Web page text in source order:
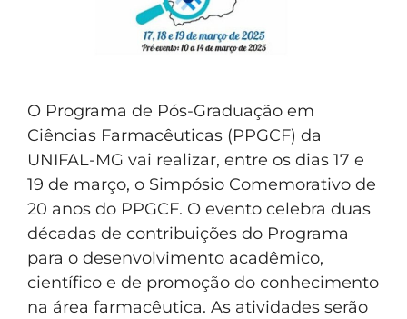
O Programa de Pós-Graduação em
Ciências Farmacêuticas (PPGCF) da
UNIFAL-MG vai realizar, entre os dias 17 e
19 de março, o Simpósio Comemorativo de
20 anos do PPGCF. O evento celebra duas
décadas de contribuições do Programa
para o desenvolvimento acadêmico,
científico e de promoção do conhecimento
na área farmacêutica. As atividades serão